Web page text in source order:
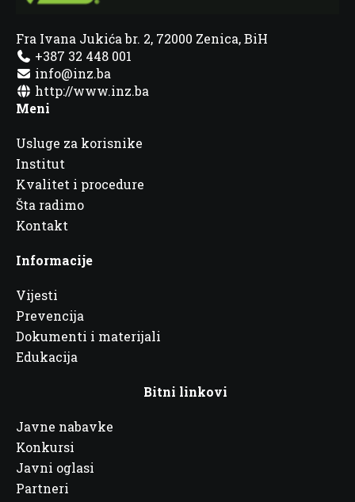
Fra Ivana Jukića br. 2, 72000 Zenica, BiH
+387 32 448 001
info@inz.ba
http://www.inz.ba
Meni
Usluge za korisnike
Institut
Kvalitet i procedure
Šta radimo
Kontakt
Informacije
Vijesti
Prevencija
Dokumenti i materijali
Edukacija
Bitni linkovi
Javne nabavke
Konkursi
Javni oglasi
Partneri